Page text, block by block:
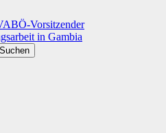
Vorsitzender
in Gambia